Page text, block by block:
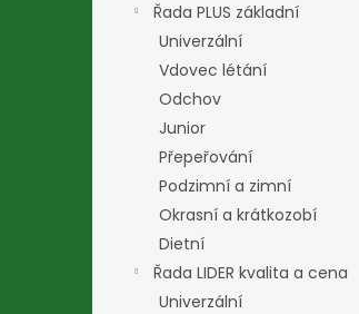
Řada PLUS základní
Univerzální
Vdovec létání
Odchov
Junior
Přepeřování
Podzimní a zimní
Okrasní a krátkozobí
Dietní
Řada LIDER kvalita a cena
Univerzální